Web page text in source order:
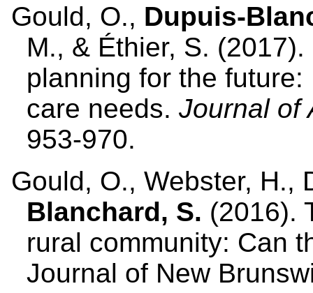
Gould, O., Dupuis-
M., & Éthier, S.
planning for the
care needs. Journal of
953-970.
Gould, O., Webster, H.,
Blanchard, S. (2016).
rural community: Can
Journal of New